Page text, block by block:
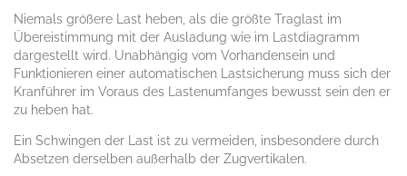
Niemals größere Last heben, als die größte Traglast im
Übereistimmung mit der Ausladung wie im Lastdiagramm
dargestellt wird. Unabhängig vom Vorhandensein und
Funktionieren einer automatischen Lastsicherung muss sich der
Kranführer im Voraus des Lastenumfanges bewusst sein den er
zu heben hat.
Ein Schwingen der Last ist zu vermeiden, insbesondere durch
Absetzen derselben außerhalb der Zugvertikalen.